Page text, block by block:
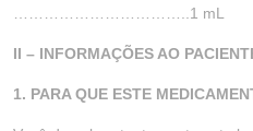
……………………………..1 mL
II – INFORMAÇÕES AO
1. PARA QUE ESTE